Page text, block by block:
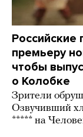
Российские
премьеру
чтобы
о Колобке
Зрители
Озвучивший
***** на